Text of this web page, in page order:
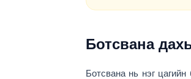
Ботсвана
Ботсвана нь нэг цагийн